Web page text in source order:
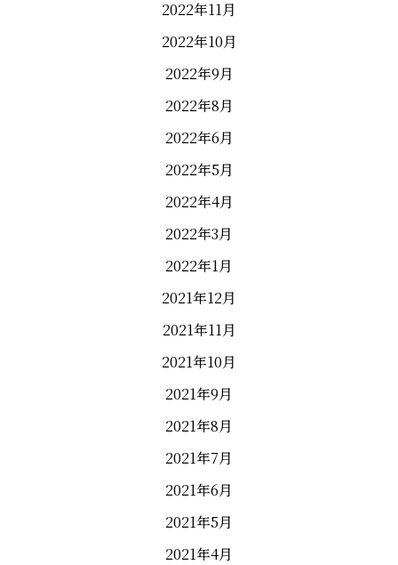
2022年11月
2022年10月
2022年9月
2022年8月
2022年6月
2022年5月
2022年4月
2022年3月
2022年1月
2021年12月
2021年11月
2021年10月
2021年9月
2021年8月
2021年7月
2021年6月
2021年5月
2021年4月